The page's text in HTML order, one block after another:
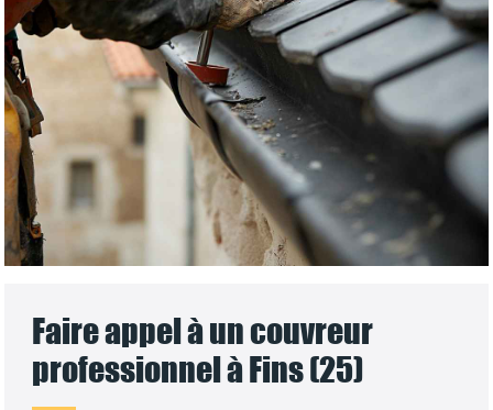
Faire appel à un couvreur
professionnel à Fins (25)